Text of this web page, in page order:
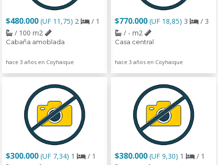
$480.000 (UF 11,75) 2
/ 1
/ 100 m2
Cabaña amoblada
hace 3 años en Coyhaique
$770.000 (UF 18,85) 3
/ 3
/ - m2
Casa central
hace 3 años en Coyhaique
$300.000 (UF 7,34) 1
/ 1
$380.000 (UF 9,30) 1
/ 1